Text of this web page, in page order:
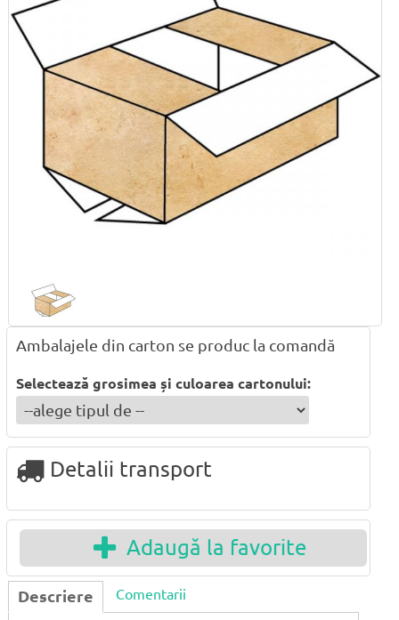
Ambalajele din carton se produc la comandă
Selectează grosimea și culoarea cartonului:
Detalii transport
Adaugă la favorite
Descriere Comentarii